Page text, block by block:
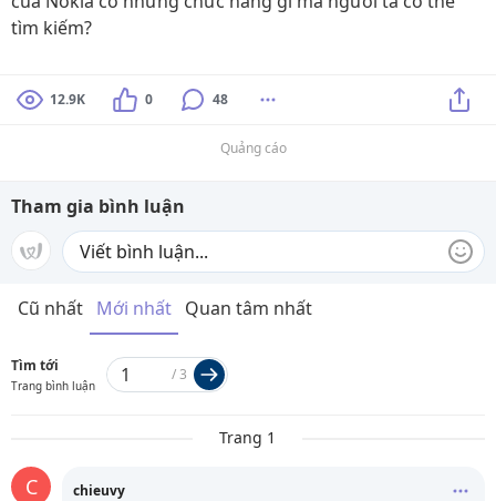
tìm kiếm?
12.9K 0 48
Quảng cáo
Tham gia bình luận
Cũ nhất Mới nhất Quan tâm nhất
Tìm tới
Trang bình luận
/3
Trang 1
C chieuvy